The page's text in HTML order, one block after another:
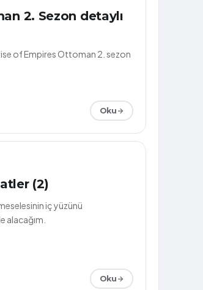
2. Sezon detaylı
of Empires Ottoman 2. sezon
Oku
(2)
iç yüzünü
alacağım.
Oku